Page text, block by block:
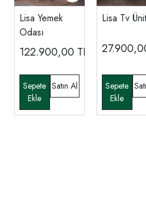
Lisa Yemek
Odası
122.900,00 TL
Lisa Tv